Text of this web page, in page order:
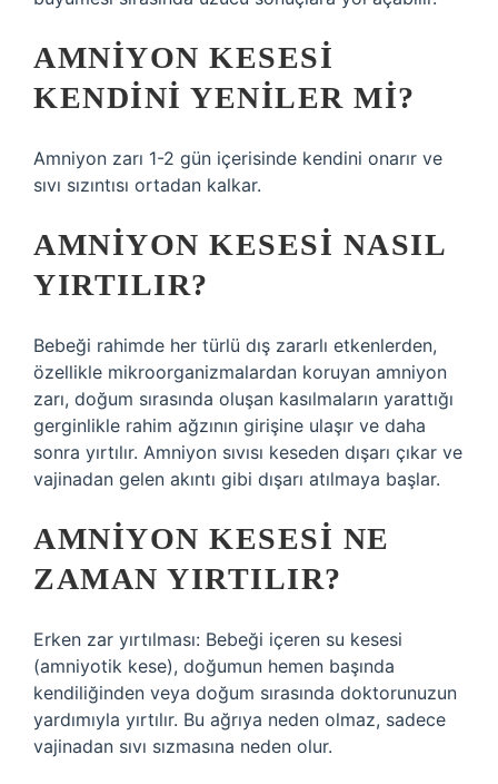
AMNIYON KESESI
KENDINI YENILER MI?
Amniyon zarı 1-2 gün içerisinde kendini onarır ve
sıvı sızıntısı ortadan kalkar.
AMNIYON KESESI NASIL
YIRTILIR?
Bebeği rahimde her türlü dış zararlı etkenlerden,
özellikle mikroorganizmalardan koruyan amniyon
zarı, doğum sırasında oluşan kasılmaların yarattığı
gerginlikle rahim ağzının girişine ulaşır ve daha
sonra yırtılır. Amniyon sıvısı keseden dışarı çıkar ve
vajinadan gelen akıntı gibi dışarı atılmaya başlar.
AMNIYON KESESI NE
ZAMAN YIRTILIR?
Erken zar yırtılması: Bebeği içeren su kesesi
(amniyotik kese), doğumun hemen başında
kendiliğinden veya doğum sırasında doktorunuzun
yardımıyla yırtılır. Bu ağrıya neden olmaz, sadece
vajinadan sıvı sızmasına neden olur.